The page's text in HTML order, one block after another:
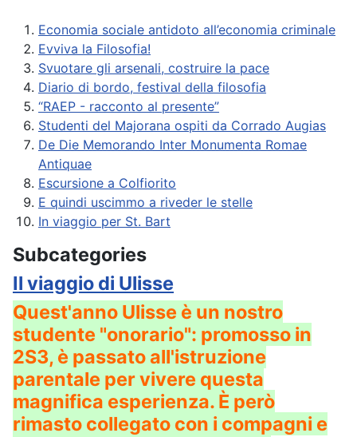
Economia sociale antidoto all’economia criminale
Evviva la Filosofia!
Svuotare gli arsenali, costruire la pace
Diario di bordo, festival della filosofia
“RAEP - racconto al presente”
Studenti del Majorana ospiti da Corrado Augias
De Die Memorando Inter Monumenta Romae
Antiquae
Escursione a Colfiorito
E quindi uscimmo a riveder le stelle
In viaggio per St. Bart
Subcategories
Il viaggio di Ulisse
Quest'anno Ulisse è un nostro
studente "onorario": promosso in
2S3, è passato all'istruzione
parentale per vivere questa
magnifica esperienza. È però
rimasto collegato con i compagni e